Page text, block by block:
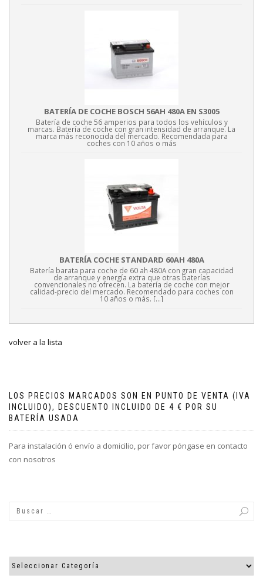
BATERÍA DE COCHE BOSCH 56AH 480A EN S3005
Batería de coche 56 amperios para todos los vehículos y
marcas. Batería de coche con gran intensidad de arranque. La
marca más reconocida del mercado. Recomendada para
coches con 10 años o más
BATERÍA COCHE STANDARD 60AH 480A
Batería barata para coche de 60 ah 480A con gran capacidad
de arranque y energía extra que otras baterías
convencionales no ofrecen. La batería de coche con mejor
calidad-precio del mercado. Recomendado para coches con
10 años o más. [...]
volver a la lista
LOS PRECIOS MARCADOS SON EN PUNTO DE VENTA (IVA
INCLUIDO), DESCUENTO INCLUIDO DE 4 € POR SU
BATERÍA USADA
Para instalación ó envío a domicilio, por favor póngase en contacto
con nosotros